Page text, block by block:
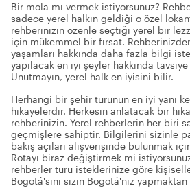
Bir mola mı vermek istiyorsunuz?
sadece yerel halkın geldiği o özel
rehberinizin özenle seçtiği yerel bir
için mükemmel bir fırsat.
yaşamları hakkında daha fazla bilgi
yapılacak en iyi şeyler hakkında
Unutmayın, yerel halk en iyisini bilir.
Herhangi bir şehir turunun en iyi yanı
hikayelerdir. Herkesin anlatacak bir
rehberinizin. Yerel rehberlerin her biri
geçmişlere sahiptir. Bilgilerini sizinle
bakış açıları alışverişinde bulunmak
Rotayı biraz değiştirmek mi
rehberler turu isteklerinize göre
Bogotá'sını sizin Bogotá'nız